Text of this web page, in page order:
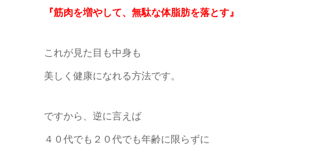
『筋肉を増やして、無駄な体脂肪を落とす』
これが見た目も中身も
美しく健康になれる方法です。
ですから、逆に言えば
４０代でも２０代でも年齢に限らずに